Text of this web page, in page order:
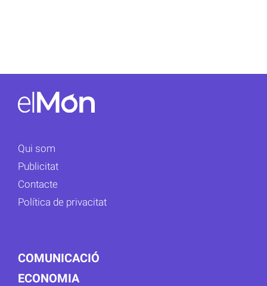
Qui som
Publicitat
Contacte
Política de privacitat
COMUNICACIÓ
ECONOMIA